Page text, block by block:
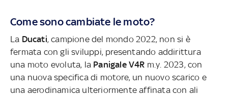
Come sono cambiate le moto?
La Ducati, campione del mondo 2022, non si è
fermata con gli sviluppi, presentando addirittura
una moto evoluta, la Panigale V4R m.y. 2023, con
una nuova specifica di motore, un nuovo scarico e
una aerodinamica ulteriormente affinata con ali